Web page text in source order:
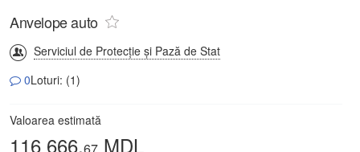
Anvelope auto
Serviciul de Protecție și Pază de Stat
0Loturi: (1)
Valoarea estimată
116 666,67 MDL